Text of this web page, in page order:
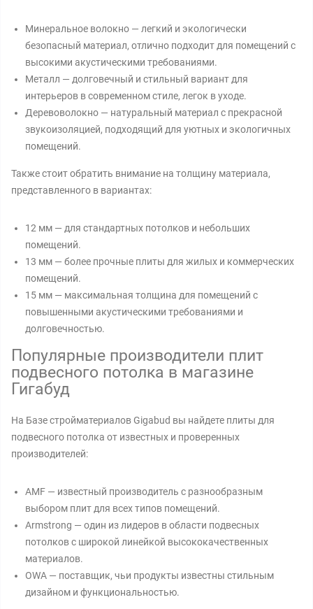
Минеральное волокно — легкий и экологически
безопасный материал, отлично подходит для помещений с
высокими акустическими требованиями.
Металл — долговечный и стильный вариант для
интерьеров в современном стиле, легок в уходе.
Деревоволокно — натуральный материал с прекрасной
звукоизоляцией, подходящий для уютных и экологичных
помещений.
Также стоит обратить внимание на толщину материала,
представленного в вариантах:
12 мм — для стандартных потолков и небольших
помещений.
13 мм — более прочные плиты для жилых и коммерческих
помещений.
15 мм — максимальная толщина для помещений с
повышенными акустическими требованиями и
долговечностью.
Популярные производители плит
подвесного потолка в магазине
Гигабуд
На Базе стройматериалов Gigabud вы найдете плиты для
подвесного потолка от известных и проверенных
производителей:
AMF — известный производитель с разнообразным
выбором плит для всех типов помещений.
Armstrong — один из лидеров в области подвесных
потолков с широкой линейкой высококачественных
материалов.
OWA — поставщик, чьи продукты известны стильным
дизайном и функциональностью.